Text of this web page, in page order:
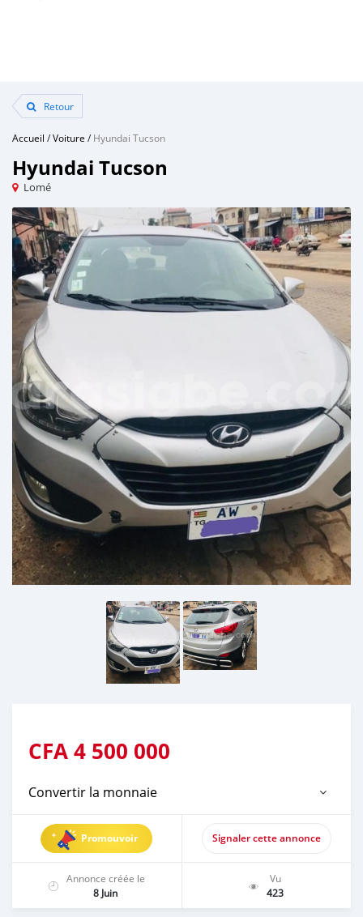
Retour
Accueil /Voiture /Hyundai Tucson
Hyundai Tucson
Lomé
CFA4 500 000
Convertir la monnaie
Promouvoir Signaler cette annonce
Annonce créée le
8 Juin
Vu
423